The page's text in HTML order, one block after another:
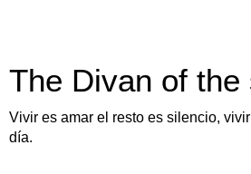
The Divan of the
Vivir es amar el resto es silencio,
día.